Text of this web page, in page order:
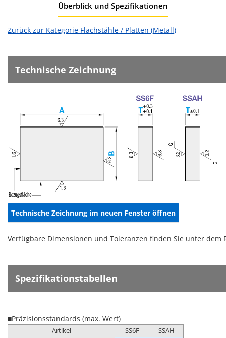
Überblick und Spezifikationen
Zurück zur Kategorie Flachstähle / Platten (Metall)
Technische Zeichnung
Technische Zeichnung im neuen Fenster öffnen
Verfügbare Dimensionen und Toleranzen finden Sie unter dem
Spezifikationstabellen
■Präzisionsstandards (max. Wert)
Artikel SS6F
SSAH